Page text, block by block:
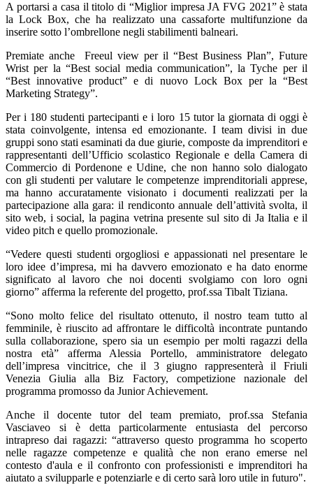
A portarsi a casa il titolo di “Miglior impresa JA FVG 2021” è stata
la Lock Box, che ha realizzato una cassaforte multifunzione da
inserire sotto l’ombrellone negli stabilimenti balneari.
Premiate anche Freeul view per il “Best Business Plan”, Future
Wrist per la “Best social media communication”, la Tyche per il
“Best innovative product” e di nuovo Lock Box per la “Best
Marketing Strategy”.
Per i 180 studenti partecipanti e i loro 15 tutor la giornata di oggi è
stata coinvolgente, intensa ed emozionante. I team divisi in due
gruppi sono stati esaminati da due giurie, composte da imprenditori e
rappresentanti dell’Ufficio scolastico Regionale e della Camera di
Commercio di Pordenone e Udine, che non hanno solo dialogato
con gli studenti per valutare le competenze imprenditoriali apprese,
ma hanno accuratamente visionato i documenti realizzati per la
partecipazione alla gara: il rendiconto annuale dell’attività svolta, il
sito web, i social, la pagina vetrina presente sul sito di Ja Italia e il
video pitch e quello promozionale.
“Vedere questi studenti orgogliosi e appassionati nel presentare le
loro idee d’impresa, mi ha davvero emozionato e ha dato enorme
significato al lavoro che noi docenti svolgiamo con loro ogni
giorno” afferma la referente del progetto, prof.ssa Tibalt Tiziana.
“Sono molto felice del risultato ottenuto, il nostro team tutto al
femminile, è riuscito ad affrontare le difficoltà incontrate puntando
sulla collaborazione, spero sia un esempio per molti ragazzi della
nostra età” afferma Alessia Portello, amministratore delegato
dell’impresa vincitrice, che il 3 giugno rappresenterà il Friuli
Venezia Giulia alla Biz Factory, competizione nazionale del
programma promosso da Junior Achievement.
Anche il docente tutor del team premiato, prof.ssa Stefania
Vasciaveo si è detta particolarmente entusiasta del percorso
intrapreso dai ragazzi: “attraverso questo programma ho scoperto
nelle ragazze competenze e qualità che non erano emerse nel
contesto d'aula e il confronto con professionisti e imprenditori ha
aiutato a svilupparle e potenziarle e di certo sarà loro utile in futuro".